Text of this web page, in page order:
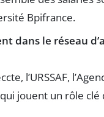
Bpifrance.
dans le réseau
l’URSSAF,
jouent un rôle clé